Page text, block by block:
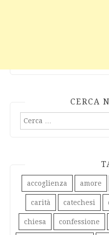
CERCA
Ricerca
accoglienza amore
carità catechesi
chiesa confessione